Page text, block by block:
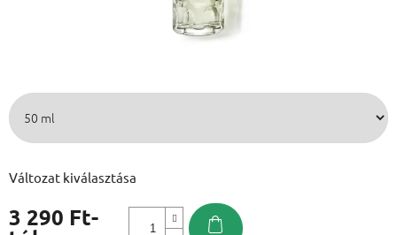
3 290 Ft-
Változat kiválasztása